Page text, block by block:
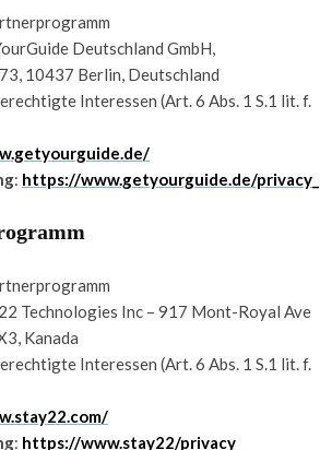
Deutschland GmbH,
10437 Berlin, Deutschland
Interessen (Art. 6 Abs. 1 S.1 lit. f.
: https://www.getyourguide.de/
Technologies Inc – 917 Mont-Royal Ave
Kanada
Interessen (Art. 6 Abs. 1 S.1 lit. f.
: https://www.stay22/privacy